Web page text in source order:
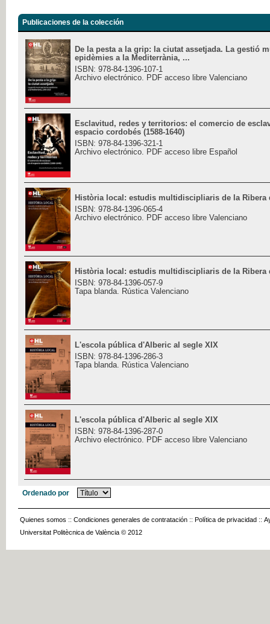
Publicaciones de la colección
De la pesta a la grip: la ciutat assetjada. La gestió
epidèmies a la Mediterrània, ...
ISBN: 978-84-1396-107-1
Archivo electrónico. PDF acceso libre Valenciano
Esclavitud, redes y territorios: el comercio de
espacio cordobés (1588-1640)
ISBN: 978-84-1396-321-1
Archivo electrónico. PDF acceso libre Español
Història local: estudis multidiscipliaris de la Ribera
ISBN: 978-84-1396-065-4
Archivo electrónico. PDF acceso libre Valenciano
Història local: estudis multidiscipliaris de la Ribera
ISBN: 978-84-1396-057-9
Tapa blanda. Rústica Valenciano
L'escola pública d'Alberic al segle XIX
ISBN: 978-84-1396-286-3
Tapa blanda. Rústica Valenciano
L'escola pública d'Alberic al segle XIX
ISBN: 978-84-1396-287-0
Archivo electrónico. PDF acceso libre Valenciano
Ordenado por
Quienes somos :: Condiciones generales de contratación :: Política de privacidad ::
Universitat Politècnica de València © 2012